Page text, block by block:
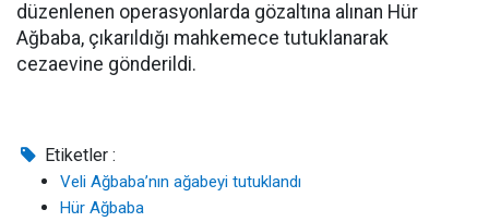
düzenlenen operasyonlarda gözaltına alınan Hür
Ağbaba, çıkarıldığı mahkemece tutuklanarak
cezaevine gönderildi.
Etiketler :
Veli Ağbaba’nın ağabeyi tutuklandı
Hür Ağbaba